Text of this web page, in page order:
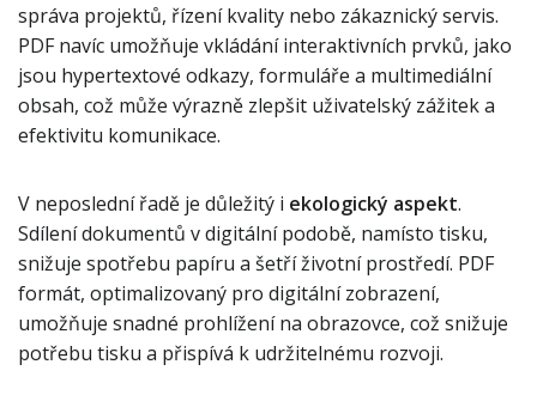
správa projektů, řízení kvality nebo zákaznický servis.
PDF navíc umožňuje vkládání interaktivních prvků, jako
jsou hypertextové odkazy, formuláře a multimediální
obsah, což může výrazně zlepšit uživatelský zážitek a
efektivitu komunikace.
V neposlední řadě je důležitý i ekologický aspekt.
Sdílení dokumentů v digitální podobě, namísto tisku,
snižuje spotřebu papíru a šetří životní prostředí. PDF
formát, optimalizovaný pro digitální zobrazení,
umožňuje snadné prohlížení na obrazovce, což snižuje
potřebu tisku a přispívá k udržitelnému rozvoji.